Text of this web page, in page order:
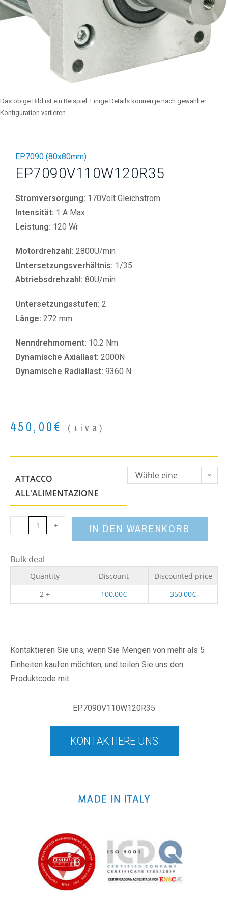
Das obige Bild ist ein Beispiel. Einige Details können je nach gewählter
Konfiguration variieren.
EP7090 (80x80mm)
EP7090V110W120R35
Stromversorgung: 170Volt Gleichstrom
Intensität: 1 A Max
Leistung: 120 Wr
Motordrehzahl: 2800U/min
Untersetzungsverhältnis: 1/35
Abtriebsdrehzahl: 80U/min
Untersetzungsstufen: 2
Länge: 272 mm
Nenndrehmoment: 10.2 Nm
Dynamische Axiallast: 2000N
Dynamische Radiallast: 9360 N
450,00€ (+iva)
ATTACCO
ALL'ALIMENTAZIONE
Wähle eine
- + IN DEN WARENKORB
Bulk deal
Quantity Discount
Discounted price
2 +
100,00€ 350,00€
Kontaktieren Sie uns, wenn Sie Mengen von mehr als 5
Einheiten kaufen möchten, und teilen Sie uns den
Produktcode mit:
EP7090V110W120R35
KONTAKTIERE UNS